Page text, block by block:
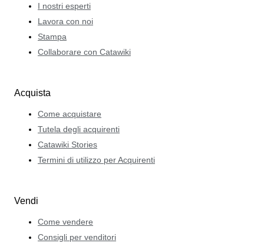
I nostri esperti
Lavora con noi
Stampa
Collaborare con Catawiki
Acquista
Come acquistare
Tutela degli acquirenti
Catawiki Stories
Termini di utilizzo per Acquirenti
Vendi
Come vendere
Consigli per venditori